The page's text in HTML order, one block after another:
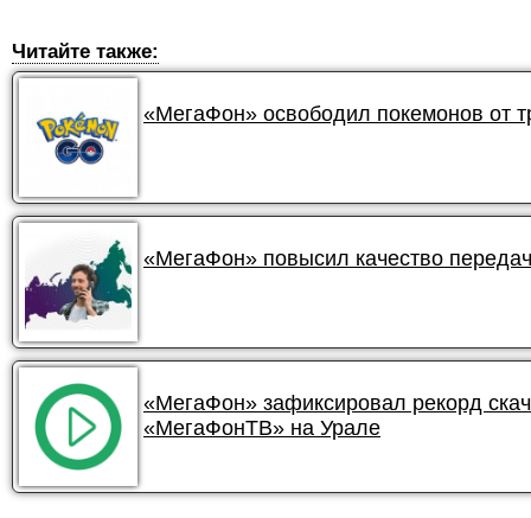
Читайте также:
«МегаФон» освободил покемонов от
«МегаФон» повысил качество
«МегаФон» зафиксировал рекорд
«МегаФонТВ» на Урале